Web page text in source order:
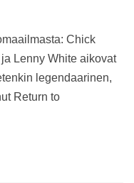
Chick
Lenny White aikovat
legendaarinen,
Return to